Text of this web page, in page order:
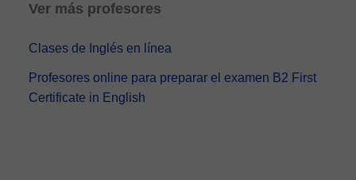
Ver más profesores
Clases de Inglés en línea
Profesores online para preparar el examen B2 First
Certificate in English